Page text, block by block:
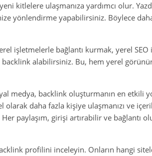
kitlelere ulaşmanıza yardımcı olur.
yönlendirme yapabilirsiniz. Böylece
işletmelerle bağlantı kurmak, yerel
backlink alabilirsiniz. Bu, hem yerel
medya, backlink oluşturmanın en etkili
olarak daha fazla kişiye ulaşmanızı ve
paylaşım, girişi artırabilir ve bağlantı
profilini inceleyin. Onların hangi